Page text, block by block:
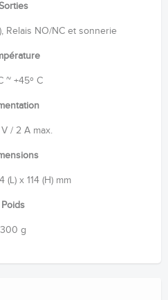
Relais NO/NC et sonnerie
~ +45º C
V / 2 A max.
(L) x 114 (H) mm
Poids
300 g